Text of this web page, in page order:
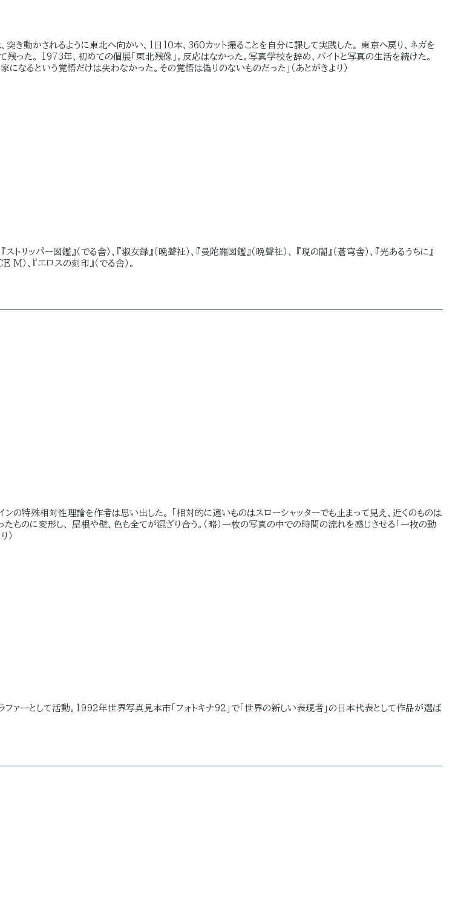
き動かされるように東北へ向かい、1日10本、360カット撮ることを自分に課して実践した。 東京へ戻り、ネガを
った。 1973年、初めての個展「東北残像」。反応はなかった。写真学校を辞め、バイトと写真の生活を続けた。
になるという覚悟だけは失わなかった。その覚悟は偽りのないものだった」（あとがきより）
リッパー図鑑』（でる舎）、『淑女録』（晩聲社）、『曼陀羅図鑑』（晩聲社）、 『現の闇』（蒼穹舎）、『光あるうちに』
M）、『エロスの刻印』（でる舎）。
ンの特殊相対性理論を作者は思い出した。 「相対的に遠いものはスローシャッターでも止まって見え、近くのものは
ものに変形し、 屋根や壁、色も全てが混ざり合う。（略）一枚の写真の中での時間の流れを感じさせる「一枚の動
）
ファーとして活動。1992年世界写真見本市「フォトキナ92」で「世界の新しい表現者」の日本代表として作品が選ば